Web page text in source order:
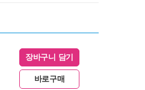
장바구니 담기
바로구매